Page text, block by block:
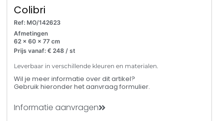
Colibri
Ref: MO/142623
Afmetingen
62 x 60 x 77 cm
Prijs vanaf: € 248 / st
Leverbaar in verschillende kleuren en materialen.
Wil je meer informatie over dit artikel?
Gebruik hieronder het aanvraag formulier.
Informatie aanvragen